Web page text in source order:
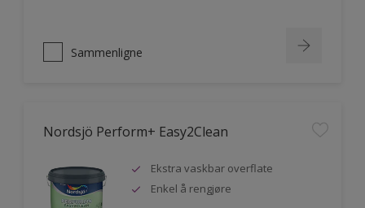
Sammenligne
Nordsjö Perform+ Easy2Clean
Ekstra vaskbar overflate
Enkel å rengjøre